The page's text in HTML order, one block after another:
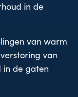
in de
van warm
van
in de gaten